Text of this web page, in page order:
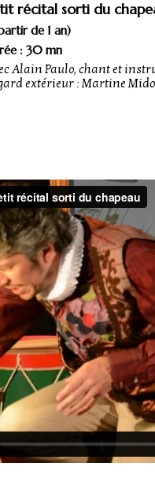
récital sorti du
de 1 an)
: 30 mn
Alain Paulo, chant et
extérieur : Martine